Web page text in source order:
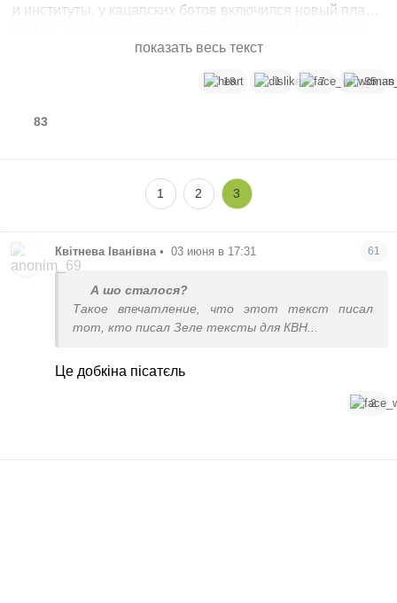
и институты, у кацапских ботов включился новый плач.
равно, куда там стреляет ВСУ, главное - чтобы наши
капитулировали и всё сделали, как хочет Путин».
военной инфраструктуре, мы лишаем врага топлива,
финансирования они физически не смогут вести войну.
Это прямой путь к нашей безопасности.
Мы стоим на пороге величайших событий. Сейчас нам
врагу не только на фронте, но и здесь, на
информационном поле. Не ведитесь на этот дешевый
манипулятивный нытьё!
П.С. Скоро кофе в Ялте, но не расслабляемся! 😉
показать весь текст
18 1 7 35
83
1 2 3
Квітнева Іванівна • 03 июня в 17:31 61
А шо сталося?
Такое впечатление, что этот текст писал
тот, кто писал Зеле тексты для КВН...
Це добкіна пісатєль
2